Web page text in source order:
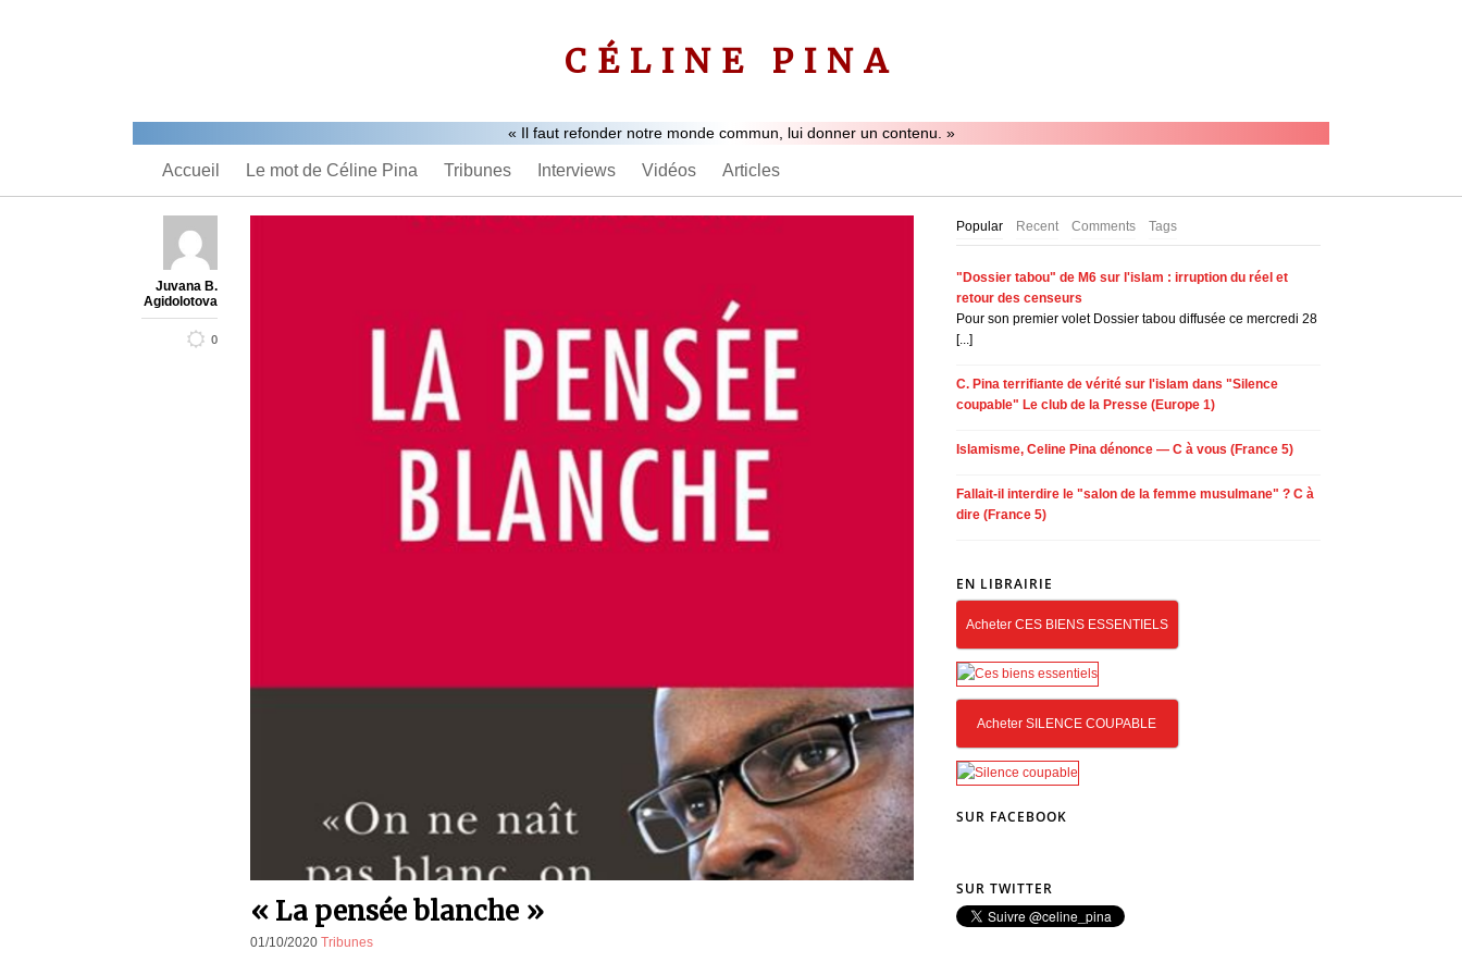
CÉLINE PINA
« Il faut refonder notre monde commun, lui donner un contenu. »
Accueil Le mot de Céline Pina Tribunes Interviews Vidéos Articles
Juvana B.
Agidolotova
0
« La pensée blanche »
01/10/2020 Tribunes
Popular Recent Comments Tags
"Dossier tabou" de M6 sur l'islam : irruption du réel et
retour des censeurs
Pour son premier volet Dossier tabou diffusée ce mercredi 28
[...]
C. Pina terrifiante de vérité sur l'islam dans "Silence
coupable" Le club de la Presse (Europe 1)
Islamisme, Celine Pina dénonce — C à vous (France 5)
Fallait-il interdire le "salon de la femme musulmane" ? C à
dire (France 5)
EN LIBRAIRIE
Acheter CES BIENS ESSENTIELS
Acheter SILENCE COUPABLE
SUR FACEBOOK
SUR TWITTER